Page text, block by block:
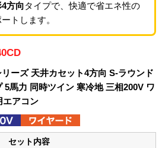
方向タイプで、快適で省エネ性の
トします。
ーズ 天井カセット4方向 S-ラウンド
5馬力 同時ツイン 寒冷地 三相200V ワ
エアコン
セット内容